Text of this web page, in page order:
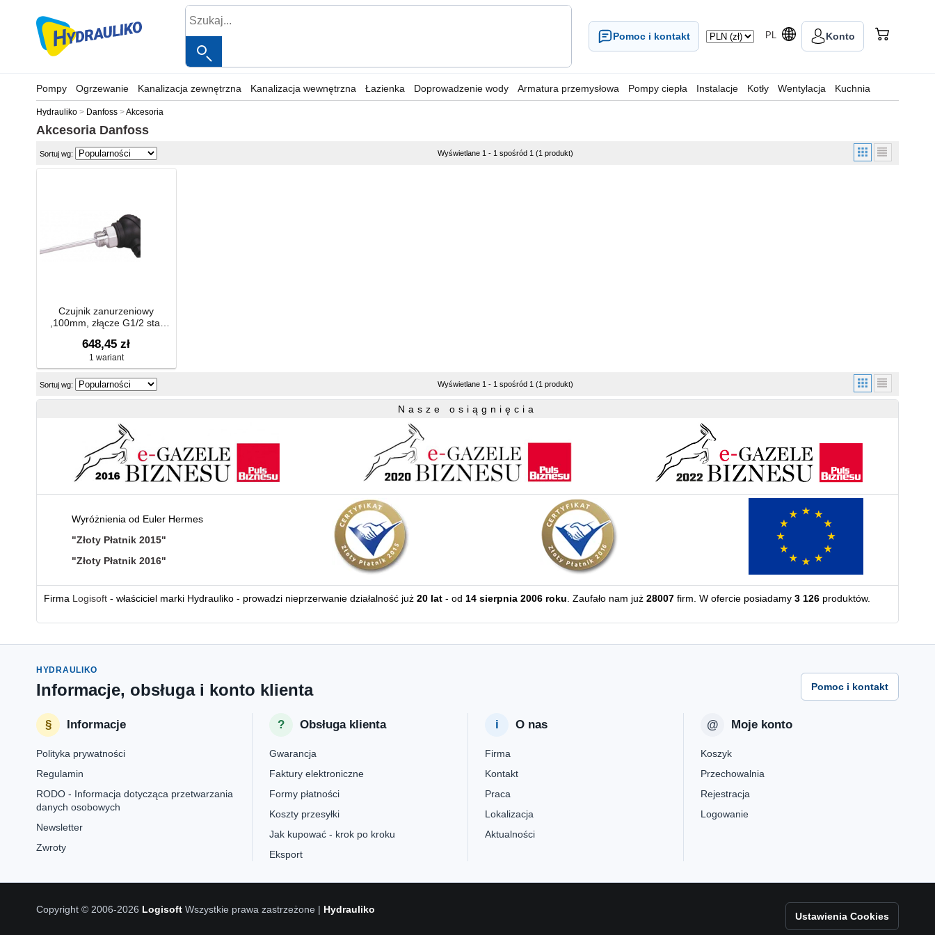
Pomoc i kontakt PL Konto
Pompy Ogrzewanie Kanalizacja zewnętrzna Kanalizacja wewnętrzna Łazienka Doprowadzenie wody Armatura przemysłowa Pompy ciepła Instalacje Kotły Wentylacja Kuchnia
Hydrauliko Danfoss Akcesoria
Akcesoria Danfoss
Sortuj wg: Wyświetlane 1 - 1 spośród 1 (1 produkt)
Czujnik zanurzeniowy
,100mm, złącze G1/2 stal
648,45 zł
1 wariant
Sortuj wg: Wyświetlane 1 - 1 spośród 1 (1 produkt)
Nasze osiągnięcia
Wyróżnienia od Euler Hermes
"Złoty Płatnik 2015"
"Złoty Płatnik 2016"
Firma Logisoft - właściciel marki Hydrauliko - prowadzi nieprzerwanie działalność już 20 lat - od 14 sierpnia 2006 roku. Zaufało nam już 28007 firm. W ofercie posiadamy 3 126 produktów.
HYDRAULIKO
Informacje, obsługa i konto klienta Pomoc i kontakt
Informacje
Polityka prywatności
Regulamin
RODO - Informacja dotycząca przetwarzania
danych osobowych
Newsletter
Zwroty
Obsługa klienta
Gwarancja
Faktury elektroniczne
Formy płatności
Koszty przesyłki
Jak kupować - krok po kroku
Eksport
O nas
Firma
Kontakt
Praca
Lokalizacja
Aktualności
Moje konto
Koszyk
Przechowalnia
Rejestracja
Logowanie
Copyright © 2006-2026 Logisoft Wszystkie prawa zastrzeżone | Hydrauliko
Ustawienia Cookies